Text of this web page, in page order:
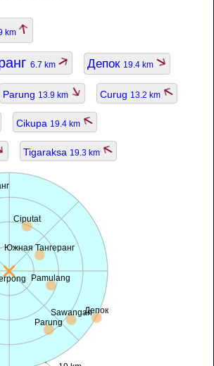
km
6.7 km Депок 19.4 km
Parung 13.9 km Curug 13.2 km
Cikupa 19.4 km
Tigaraksa 19.3 km
Южная Тангеранг
Депок
Ciputat
Parung
Pamulang
Sawangan